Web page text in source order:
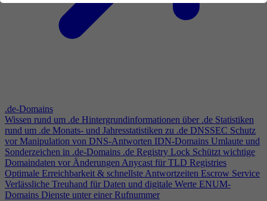
.de-Domains
Wissen rund um .de Hintergrundinformationen über .de Statistiken
rund um .de Monats- und Jahresstatistiken zu .de DNSSEC Schutz
vor Manipulation von DNS-Antworten IDN-Domains Umlaute und
Sonderzeichen in .de-Domains .de Registry Lock Schützt wichtige
Domaindaten vor ÄnderungenAnycast für TLD Registries
Optimale Erreichbarkeit & schnellste Antwortzeiten Escrow Service
Verlässliche Treuhand für Daten und digitale Werte ENUM-
Domains Dienste unter einer Rufnummer